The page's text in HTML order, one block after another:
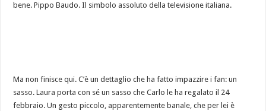
bene. Pippo Baudo. Il simbolo assoluto della televisione italiana.
Ma non finisce qui. C’è un dettaglio che ha fatto impazzire i fan: un
sasso. Laura porta con sé un sasso che Carlo le ha regalato il 24
febbraio. Un gesto piccolo, apparentemente banale, che per lei è